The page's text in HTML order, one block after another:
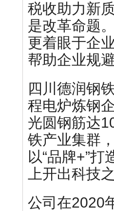
税收助力新
是改革命题
更着眼于企
帮助企业规
四川德润钢
程电炉炼钢
光圆钢筋达
铁产业集群
以“品牌+”
上开出科技
公司在2020